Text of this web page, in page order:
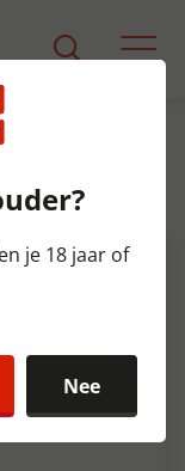
je 18 jaar of
Nee